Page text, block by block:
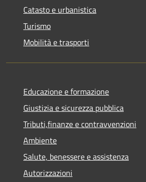
Catasto e urbanistica
Turismo
Mobilità e trasporti
Educazione e formazione
Giustizia e sicurezza pubblica
Tributi,finanze e contravvenzioni
Ambiente
Salute, benessere e assistenza
Autorizzazioni